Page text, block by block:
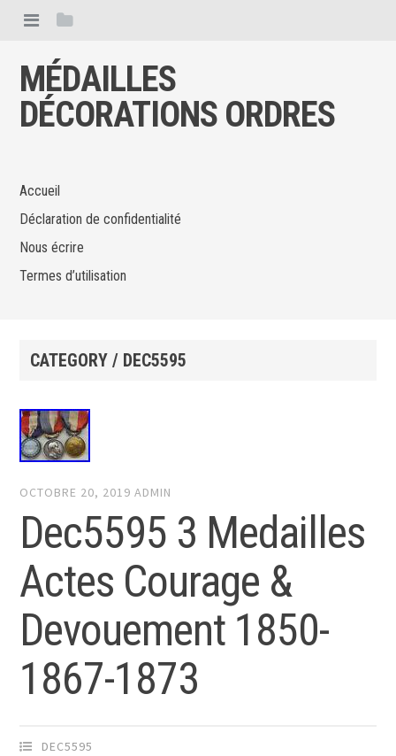
MÉDAILLES
DÉCORATIONS ORDRES
Accueil
Déclaration de confidentialité
Nous écrire
Termes d’utilisation
CATEGORY / DEC5595
OCTOBRE 20, 2019 ADMIN
Dec5595 3 Medailles
Actes Courage &
Devouement 1850-
1867-1873
DEC5595